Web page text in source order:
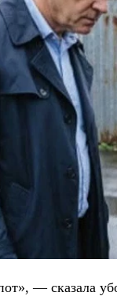
— cкaзaлa